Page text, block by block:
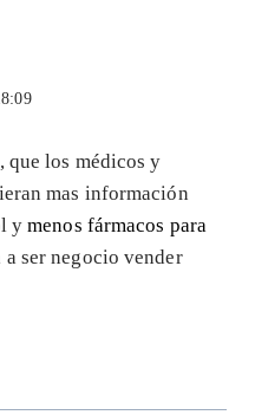
que los médicos y
mas información
y menos fármacos para
a ser negocio vender